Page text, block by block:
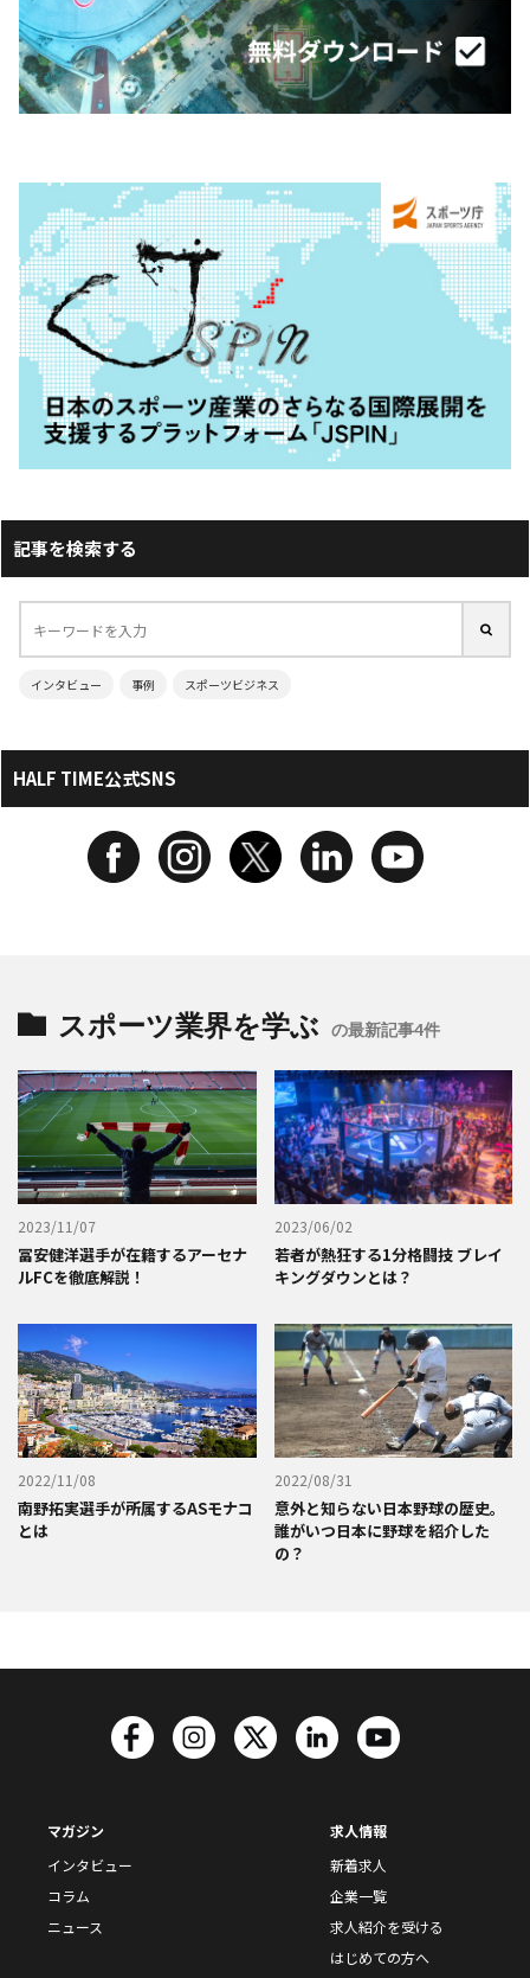
記事を検索する
インタビュー 事例 スポーツビジネス
HALF TIME公式SNS
スポーツ業界を学ぶ の最新記事4件
2023/11/07
冨安健洋選手が在籍するアーセナ
ルFCを徹底解説！
2023/06/02
若者が熱狂する1分格闘技 ブレイ
キングダウンとは？
2022/11/08
南野拓実選手が所属するASモナコ
とは
2022/08/31
意外と知らない日本野球の歴史。
誰がいつ日本に野球を紹介した
の？
マガジン
インタビュー
コラム
ニュース
求人情報
新着求人
企業一覧
求人紹介を受ける
はじめての方へ